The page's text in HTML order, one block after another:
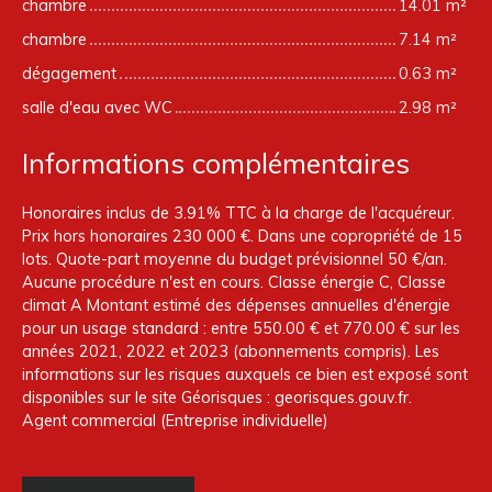
chambre
14.01 m²
chambre
7.14 m²
dégagement
0.63 m²
salle d'eau avec WC
2.98 m²
Informations complémentaires
Honoraires inclus de 3.91% TTC à la charge de l'acquéreur.
Prix hors honoraires 230 000 €. Dans une copropriété de 15
lots. Quote-part moyenne du budget prévisionnel 50 €/an.
Aucune procédure n'est en cours. Classe énergie C, Classe
climat A Montant estimé des dépenses annuelles d'énergie
pour un usage standard : entre 550.00 € et 770.00 € sur les
années 2021, 2022 et 2023 (abonnements compris). Les
informations sur les risques auxquels ce bien est exposé sont
disponibles sur le site Géorisques : georisques.gouv.fr.
Agent commercial (Entreprise individuelle)